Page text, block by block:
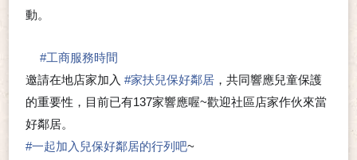
動。
#工商服務時間
邀請在地店家加入 #家扶兒保好鄰居 ，共同響應兒童保護
的重要性，目前已有137家響應喔~歡迎社區店家作伙來當
好鄰居。
#一起加入兒保好鄰居的行列吧~